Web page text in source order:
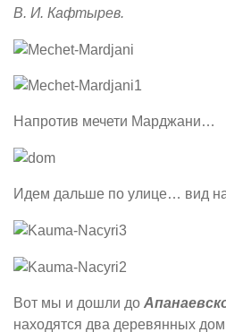
В. И. Кафтырев.
Напротив мечети Марджани…
Идем дальше по улице… вид
Вот мы и дошли до
находятся два деревянных